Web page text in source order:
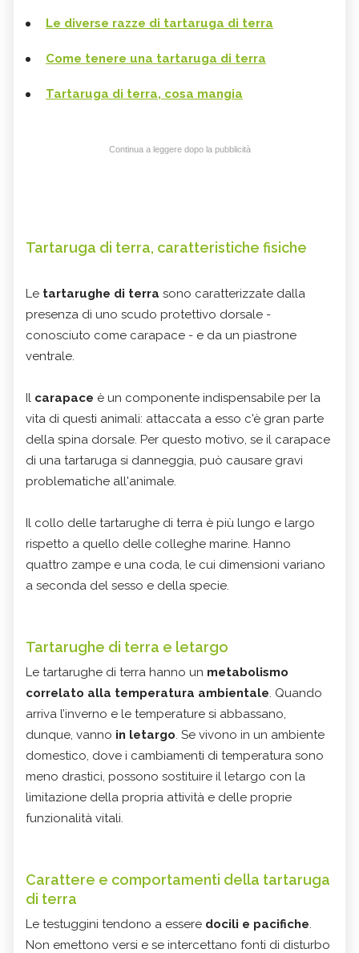
Le diverse razze di tartaruga di terra
Come tenere una tartaruga di terra
Tartaruga di terra, cosa mangia
Continua a leggere dopo la pubblicità
Tartaruga di terra, caratteristiche fisiche
Le tartarughe di terra sono caratterizzate dalla
presenza di uno scudo protettivo dorsale -
conosciuto come carapace - e da un piastrone
ventrale.
Il carapace è un componente indispensabile per la
vita di questi animali: attaccata a esso c'è gran parte
della spina dorsale. Per questo motivo, se il carapace
di una tartaruga si danneggia, può causare gravi
problematiche all'animale.
Il collo delle tartarughe di terra è più lungo e largo
rispetto a quello delle colleghe marine. Hanno
quattro zampe e una coda, le cui dimensioni variano
a seconda del sesso e della specie.
Tartarughe di terra e letargo
Le tartarughe di terra hanno un metabolismo
correlato alla temperatura ambientale. Quando
arriva l’inverno e le temperature si abbassano,
dunque, vanno in letargo. Se vivono in un ambiente
domestico, dove i cambiamenti di temperatura sono
meno drastici, possono sostituire il letargo con la
limitazione della propria attività e delle proprie
funzionalità vitali.
Carattere e comportamenti della tartaruga
di terra
Le testuggini tendono a essere docili e pacifiche.
Non emettono versi e se intercettano fonti di disturbo